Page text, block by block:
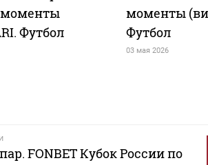
Футбол
моменты
Футбол
03 мая 2026
FONBET Кубок России по